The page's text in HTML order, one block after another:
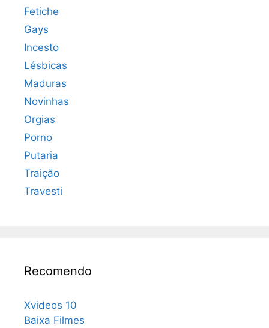
Fetiche
Gays
Incesto
Lésbicas
Maduras
Novinhas
Orgias
Porno
Putaria
Traição
Travesti
Recomendo
Xvideos 10
Baixa Filmes